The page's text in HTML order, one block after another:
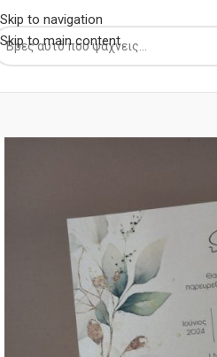
Skip to navigation
Skip to main content